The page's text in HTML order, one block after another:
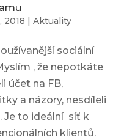
2018 | Aktuality
sociální
, že nepotkáte
účet na FB,
a názory, nesdíleli
Je to ideální síť k
klientů.